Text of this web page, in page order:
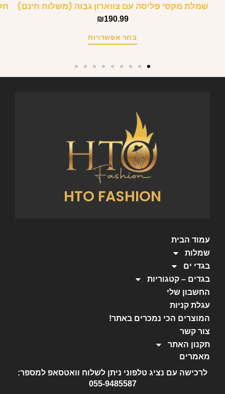
שמלת מקסי פליסה עם צווארון גבוה (משלוח חינם)
₪190.99
בחר אפשרויות
HTO FASHION
עמוד הבית
שמלות
בגדי ים
בגדים – קטגוריות
החשבון שלי
עגלת קניות
המוצרים הכי נמכרים באתר!
צור קשר
תקנון האתר
מאמרים
לרכישה עם נציג טלפוני ניתן לשלוח וואטסאפ למספר:
055-9485587